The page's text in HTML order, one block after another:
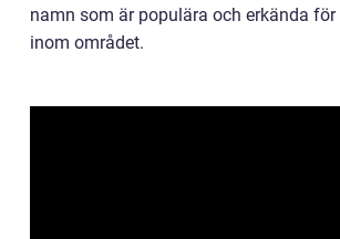
namn som är populära och erkända för
inom området.